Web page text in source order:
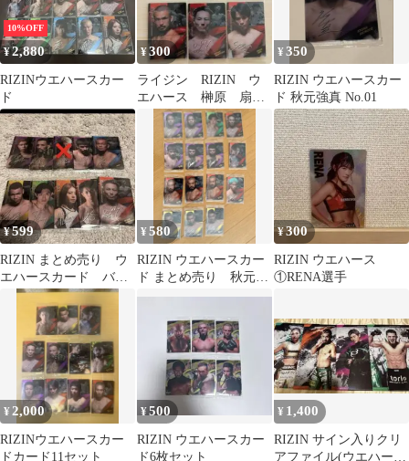
10%OFF
¥2,880
RIZINウエハースカー
ド
¥300
ライジン RIZIN ウ
エハース 榊原 扇久
保 ダウトベック 篠
¥350
RIZIN ウエハースカー
ド 秋元強真 No.01
¥599
RIZIN まとめ売り ウ
エハースカード バラ
売り可
¥580
RIZIN ウエハースカー
ド まとめ売り 秋元強
真 ほか
¥300
RIZIN ウエハース
①RENA選手
¥ 2,000
RIZINウエハースカー
ドカード11セット
¥500
RIZIN ウエハースカー
ド6枚セット
¥ 1,400
RIZIN サイン入りクリ
アファイル(ウエハース